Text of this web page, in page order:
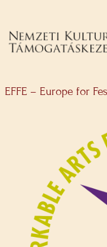
EFFE – Europe for